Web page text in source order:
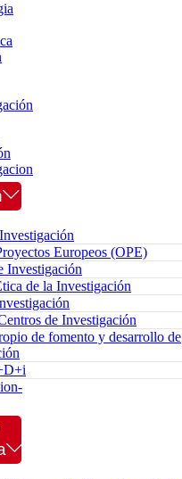
Europeos (OPE)
Investigación
de la Investigación
de Investigación
de fomento y desarrollo de